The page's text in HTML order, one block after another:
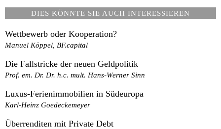
DIES KÖNNTE SIE AUCH INTERESSIEREN
Wettbewerb oder Kooperation?
Manuel Köppel, BF.capital
Die Fallstricke der neuen Geldpolitik
Prof. em. Dr. Dr. h.c. mult. Hans-Werner Sinn
Luxus-Ferienimmobilien in Südeuropa
Karl-Heinz Goedeckemeyer
Überrenditen mit Private Debt